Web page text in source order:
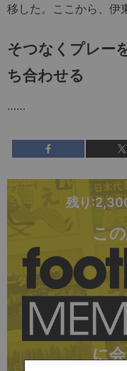
移した。ここから、伊
そつなくプレー
ち合わせる
……
残り
こ
に